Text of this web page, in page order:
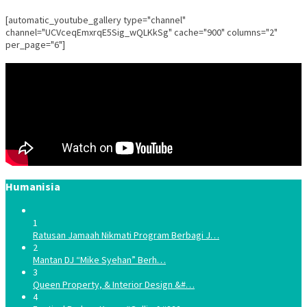
[automatic_youtube_gallery type="channel"
channel="UCVceqEmxrqE5Sig_wQLKkSg" cache="900" columns="2"
per_page="6"]
Humanisia
1
Ratusan Jamaah Nikmati Program Berbagi J…
2
Mantan DJ “Mike Syehan” Berh…
3
Queen Property, & Interior Design &#…
4